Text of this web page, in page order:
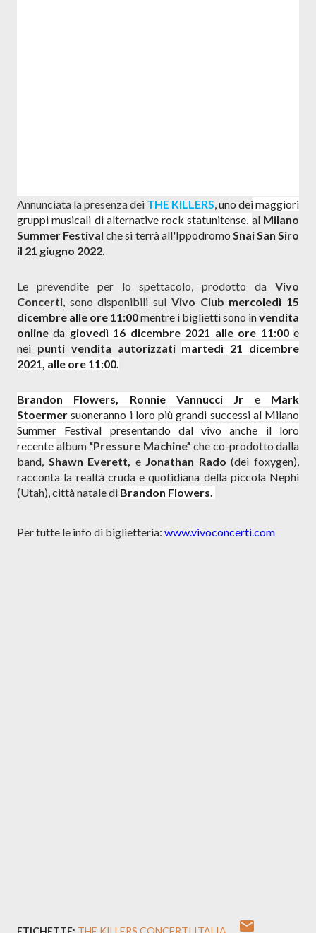
Annunciata la presenza dei THE KILLERS,uno deimaggiori
gruppi musicali di alternative rock statunitense, al Milano
Summer Festivalche si terrà all'Ippodromo Snai San Siro
il 21 giugno 2022.
Le prevendite per lo spettacolo, prodotto da Vivo
Concerti, sono disponibili sul Vivo Club mercoledì 15
dicembre alle ore 11:00mentre i biglietti sono invendita
onlineda giovedì 16 dicembre 2021 alle ore 11:00e
nei punti vendita autorizzati martedì 21 dicembre
2021, alle ore 11:00.
Brandon Flowers, Ronnie Vannucci Jr eMark
Stoermer suoneranno i loro più grandi successi al Milano
Summer Festival presentando dal vivo anche il loro
recente album “Pressure Machine” che co-prodotto dalla
band, Shawn Everett, eJonathan Rado (dei foxygen),
racconta la realtà cruda e quotidiana della piccola Nephi
(Utah), città natale di Brandon Flowers.
Per tutte le info di biglietteria: www.vivoconcerti.com